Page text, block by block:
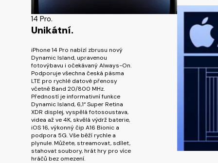
14 Pro.
Unikátní.
iPhone 14 Pro nabízí zbrusu nový
Dynamic Island, upravenou
fotovýbavu i očekávaný Always-On.
Podporuje všechna česká pásma
LTE pro rychlé datové přenosy
včetně Band 20/800 MHz.
Předností je informativní funkce
Dynamic Island, 6,1“ Super Retina
XDR displej, vyspělá fotosoustava,
videa až ve 4K, skvělá výdrž baterie,
iOS 16, výkonný čip A16 Bionic a
podpora 5G. Vše běží rychle a
plynule. Můžete, streamovat, sdílet,
stahovat soubory, hrát hry pro více
hráčů bez omezení.